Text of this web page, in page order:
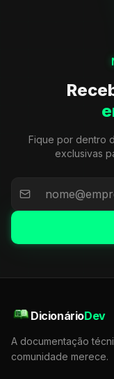
Fique por dentro
exclusivas
DicionárioDev
A documentação
comunidade merece.